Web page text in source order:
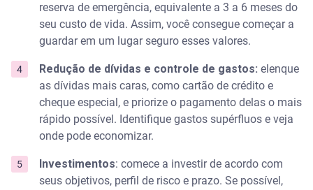
reserva de emergência, equivalente a 3 a 6 meses do
seu custo de vida. Assim, você consegue começar a
guardar em um lugar seguro esses valores.
Redução de dívidas e controle de gastos: elenque
as dívidas mais caras, como cartão de crédito e
cheque especial, e priorize o pagamento delas o mais
rápido possível. Identifique gastos supérfluos e veja
onde pode economizar.
Investimentos: comece a investir de acordo com
seus objetivos, perfil de risco e prazo. Se possível,